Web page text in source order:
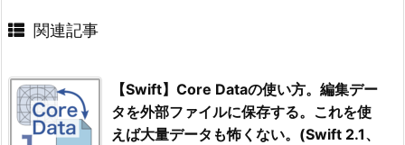
関連記事
【Swift】Core Dataの使い方。編集デー
タを外部ファイルに保存する。これを使
えば大量データも怖くない。(Swift 2.1、